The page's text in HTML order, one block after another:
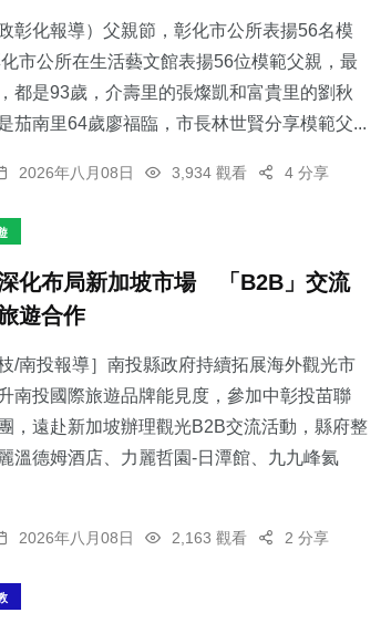
彰化報導）父親節，彰化市公所表揚56名模
市公所在生活藝文館表揚56位模範父親，最
都是93歲，介壽里的張燦凱和富貴里的劉秋
茄南里64歲廖福臨，市長林世賢分享模範父...
2026年八月08日 3,934 觀看 4 分享
化布局新加坡市場 「B2B」交流
遊合作
/南投報導］南投縣政府持續拓展海外觀光市
南投國際旅遊品牌能見度，參加中彰投苗聯
，遠赴新加坡辦理觀光B2B交流活動，縣府整
溫德姆酒店、力麗哲園-日潭館、九九峰氦
2026年八月08日 2,163 觀看 2 分享